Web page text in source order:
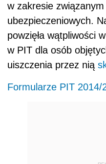
w zakresie
ubezpieczeniowych.
powzięła wątpliwości
w PIT dla osób
uiszczenia przez nią
Formularze PIT 2014/